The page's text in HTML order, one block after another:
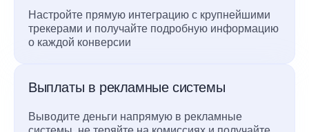
Настройте прямую интеграцию с крупнейшими
трекерами и получайте подробную информацию
о каждой конверсии
Выплаты в рекламные системы
Выводите деньги напрямую в рекламные